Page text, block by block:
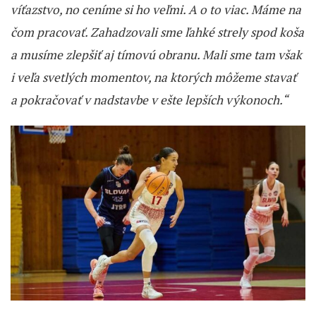
víťazstvo, no ceníme si ho veľmi. A o to viac. Máme na
čom pracovať. Zahadzovali sme ľahké strely spod koša
a musíme zlepšiť aj tímovú obranu. Mali sme tam však
i veľa svetlých momentov, na ktorých môžeme stavať
a pokračovať v nadstavbe v ešte lepších výkonoch.“